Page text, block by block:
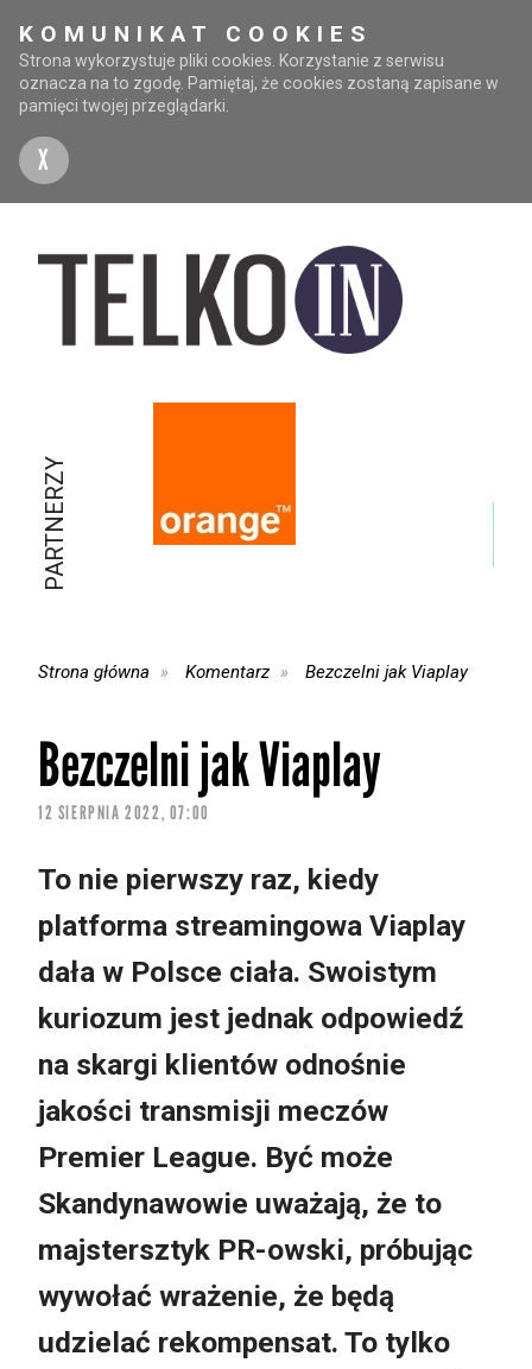
KOMUNIKAT COOKIES
Strona wykorzystuje pliki cookies. Korzystanie z serwisu
oznacza na to zgodę. Pamiętaj, że cookies zostaną zapisane w
pamięci twojej przeglądarki.
X
PARTNERZY
Strona główna Komentarz Bezczelni jak Viaplay
Bezczelni jak Viaplay
12 SIERPNIA 2022, 07:00
To nie pierwszy raz, kiedy
platforma streamingowa Viaplay
dała w Polsce ciała. Swoistym
kuriozum jest jednak odpowiedź
na skargi klientów odnośnie
jakości transmisji meczów
Premier League. Być może
Skandynawowie uważają, że to
majstersztyk PR-owski, próbując
wywołać wrażenie, że będą
udzielać rekompensat. To tylko